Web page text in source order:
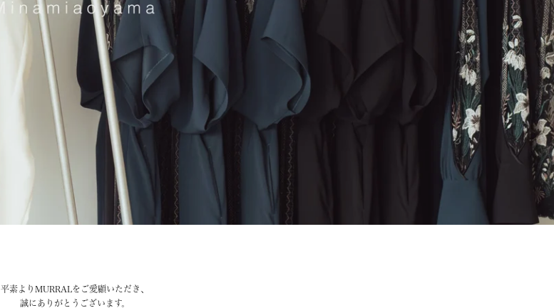
平素よりMURRALをご愛顧いただき、
誠にありがとうございます。